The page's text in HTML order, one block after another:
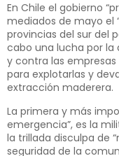
En Chile el gobierno
mediados de mayo el
provincias del sur del
cabo una lucha por la
y contra las
para explotarlas y
extracción maderera.
La primera y más
emergencia”, es la
la trillada disculpa de
seguridad de la